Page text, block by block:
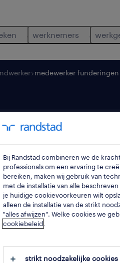
werknemers
medewerker funderingen
Bij Randstad combineren we de
professionals om een ervaring te
bereiken, maken wij gebruik van
met de installatie van alle
je huidige cookievoorkeuren wilt
alleen de installatie van de strikt
"alles afwijzen". Welke cookies we
cookiebeleid.
strikt noodzakelijke cookies